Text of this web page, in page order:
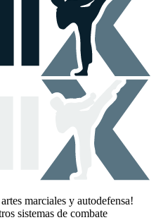
marciales y autodefensa!
sistemas de combate